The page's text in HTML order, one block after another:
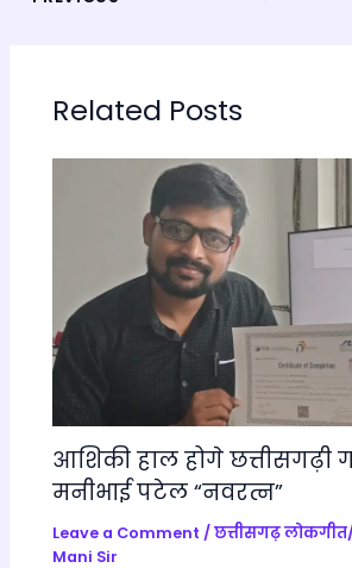
ts
p
p
e
o
o
k
m
n
te
Related Posts
आशिकी हाल होगे छत्तीसगढ़ी
मनीभाई पटेल “नवरत्न”
Leave a Comment /छत्तीसगढ़
Mani Sir